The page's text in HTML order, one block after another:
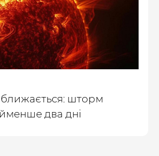
шторм
два дні